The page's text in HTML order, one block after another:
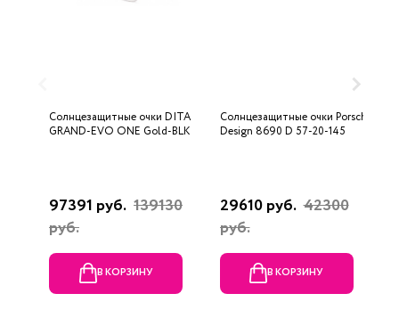
Солнцезащитные очки DITA
GRAND-EVO ONE Gold-BLK
97391 руб. 139130
руб.
В КОРЗИНУ
Солнцезащитные очки Porsche
Design 8690 D 57-20-145
29610 руб. 42300
руб.
В КОРЗИНУ